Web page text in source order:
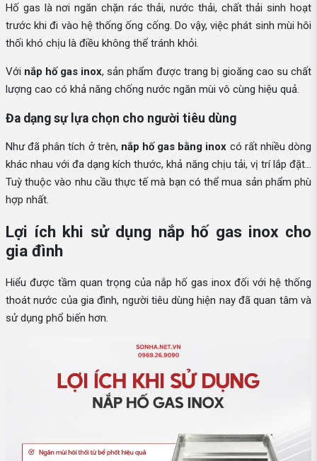
Hố gas là nơi ngăn chặn rác thải, nước thải, chất thải sinh hoạt
trước khi đi vào hệ thống ống cống. Do vậy, việc phát sinh mùi hôi
thối khó chịu là điều không thể tránh khỏi.
Với nắp hố gas inox, sản phẩm được trang bị gioăng cao su chất
lượng cao có khả năng chống nước ngăn mùi vô cùng hiệu quả.
Đa dạng sự lựa chọn cho người tiêu dùng
Như đã phân tích ở trên, nắp hố gas bằng inox có rất nhiều dòng
khác nhau với đa dạng kích thước, khả năng chịu tải, vị trí lắp đặt…
Tuỳ thuộc vào nhu cầu thực tế mà bạn có thể mua sản phẩm phù
hợp nhất.
Lợi ích khi sử dụng nắp hố gas inox cho
gia đình
Hiểu được tầm quan trọng của nắp hố gas inox đối với hệ thống
thoát nước của gia đình, người tiêu dùng hiện nay đã quan tâm và
sử dụng phổ biến hơn.